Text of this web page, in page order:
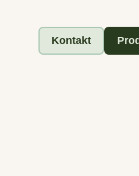
Kontakt